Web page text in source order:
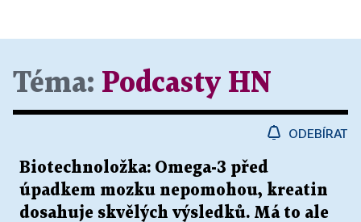
Téma: Podcasty HN
ODEBÍRAT
Biotechnoložka: Omega-3 před
úpadkem mozku nepomohou, kreatin
dosahuje skvělých výsledků. Má to ale